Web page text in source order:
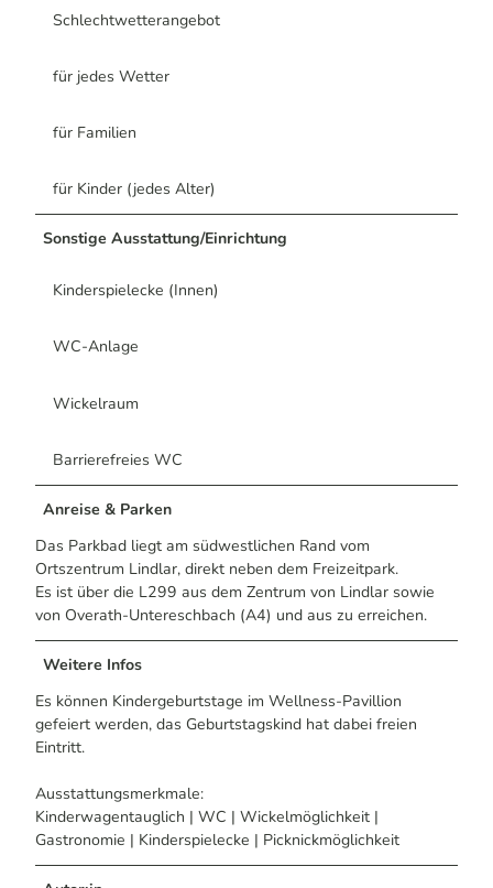
Schlechtwetterangebot
für jedes Wetter
für Familien
für Kinder (jedes Alter)
Sonstige Ausstattung/Einrichtung
Kinderspielecke (Innen)
WC-Anlage
Wickelraum
Barrierefreies WC
Anreise & Parken
Das Parkbad liegt am südwestlichen Rand vom
Ortszentrum Lindlar, direkt neben dem Freizeitpark.
Es ist über die L299 aus dem Zentrum von Lindlar sowie
von Overath-Untereschbach (A4) und aus zu erreichen.
Weitere Infos
Es können Kindergeburtstage im Wellness-Pavillion
gefeiert werden, das Geburtstagskind hat dabei freien
Eintritt.
Ausstattungsmerkmale:
Kinderwagentauglich | WC | Wickelmöglichkeit |
Gastronomie | Kinderspielecke | Picknickmöglichkeit